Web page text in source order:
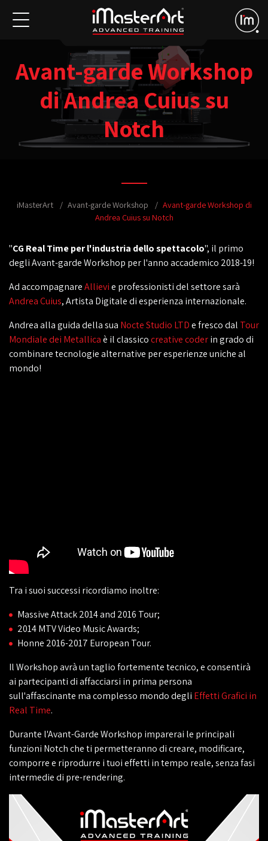
Avant-garde Workshop
di Andrea Cuius su
Notch
iMasterArt Avant-garde Workshop
Avant-garde Workshop di
Andrea Cuius su Notch
"CG Real Time per l'industria dello spettacolo", il primo
degli Avant-garde Workshop per l'anno accademico 2018-19!
Ad accompagnareAllievie professionisti del settore sarà
Andrea Cuius, Artista Digitale di esperienza internazionale.
Andrea alla guida della sua Nocte Studio LTDe fresco dal Tour
Mondiale dei Metallicaè il classicocreative coderin grado di
combinare tecnologie alternative per esperienze uniche al
mondo!
Tra i suoi successi ricordiamo inoltre:
Massive Attack 2014 and 2016 Tour;
2014 MTV Video Music Awards;
Honne 2016-2017 European Tour.
Il Workshop avrà un taglio fortemente tecnico, e consentirà
ai partecipanti di affacciarsi in prima persona
sull'affascinante ma complesso mondo degli Effetti Grafici in
Real Time.
Durante l'Avant-Garde Workshop imparerai le principali
funzioni Notch che ti permetteranno di creare, modificare,
comporre e riprodurre i tuoi effetti in tempo reale, senza fasi
intermedie di pre-rendering.